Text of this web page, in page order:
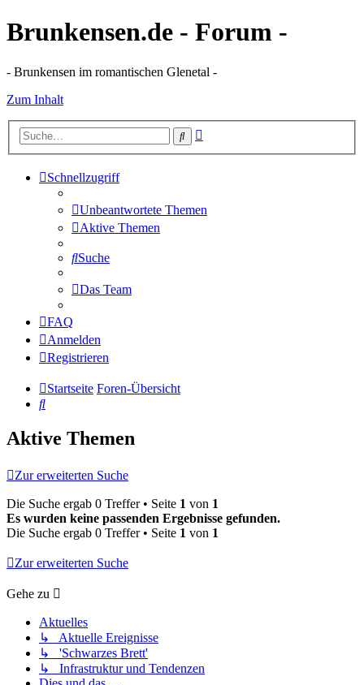
Brunkensen.de - Forum -
- Brunkensen im romantischen Glenetal -
Zum Inhalt
Suche
Schnellzugriff
Unbeantwortete Themen
Aktive Themen
Suche
Das Team
FAQ
Anmelden
Registrieren
Startseite Foren-Übersicht
Suche
Aktive Themen
Zur erweiterten Suche
Die Suche ergab 0 Treffer • Seite 1 von 1
Es wurden keine passenden Ergebnisse gefunden.
Die Suche ergab 0 Treffer • Seite 1 von 1
Zur erweiterten Suche
Gehe zu
Aktuelles
↳ Aktuelle Ereignisse
↳ 'Schwarzes Brett'
↳ Infrastruktur und Tendenzen